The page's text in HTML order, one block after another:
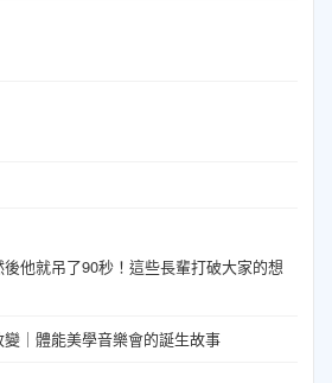
後他就吊了90秒！這些長輩打破大家的想
｜體能美學音樂會的誕生故事